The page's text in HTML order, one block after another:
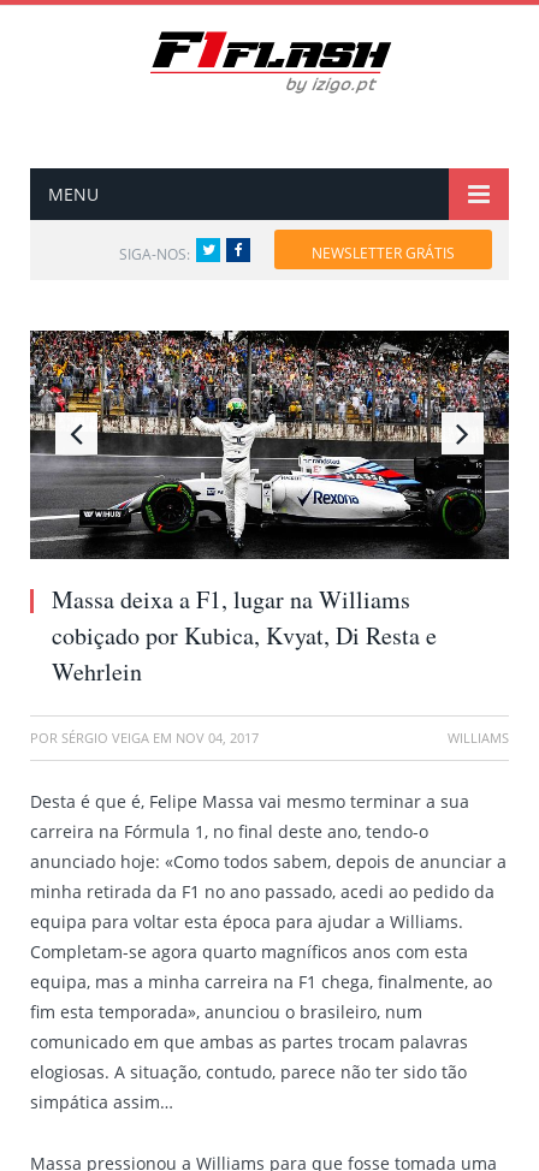
MENU
SIGA-NOS: TwitterFacebook NEWSLETTER GRÁTIS
Massa deixa a F1, lugar na Williams
cobiçado por Kubica, Kvyat, Di Resta e
Wehrlein
POR SÉRGIO VEIGA EM NOV 04, 2017 WILLIAMS
Desta é que é, Felipe Massa vai mesmo terminar a sua
carreira na Fórmula 1, no final deste ano, tendo-o
anunciado hoje: «Como todos sabem, depois de anunciar a
minha retirada da F1 no ano passado, acedi ao pedido da
equipa para voltar esta época para ajudar a Williams.
Completam-se agora quarto magníficos anos com esta
equipa, mas a minha carreira na F1 chega, finalmente, ao
fim esta temporada», anunciou o brasileiro, num
comunicado em que ambas as partes trocam palavras
elogiosas. A situação, contudo, parece não ter sido tão
simpática assim…
Massa pressionou a Williams para que fosse tomada uma